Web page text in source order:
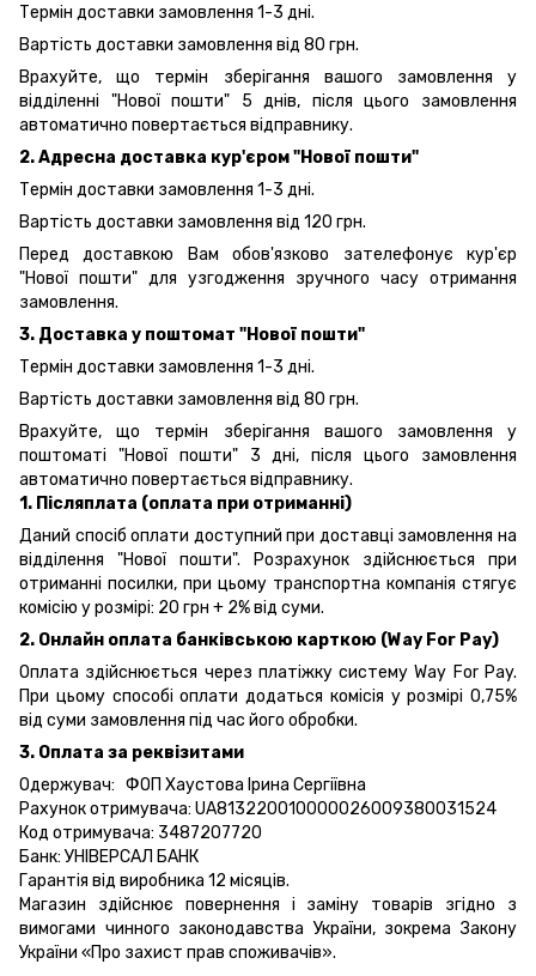
Термін доставки замовлення 1-3 дні.
Вартість доставки замовлення від 80 грн.
Врахуйте, що термін зберігання вашого замовлення у
відділенні "Нової пошти" 5 днів, після цього замовлення
автоматично повертається відправнику.
2. Адресна доставка кур'єром "Нової пошти"
Термін доставки замовлення 1-3 дні.
Вартість доставки замовлення від 120 грн.
Перед доставкою Вам обов'язково зателефонує кур'єр
"Нової пошти" для узгодження зручного часу отримання
замовлення.
3. Доставка у поштомат "Нової пошти"
Термін доставки замовлення 1-3 дні.
Вартість доставки замовлення від 80 грн.
Врахуйте, що термін зберігання вашого замовлення у
поштоматі "Нової пошти" 3 дні, після цього замовлення
автоматично повертається відправнику.
1. Післяплата (оплата при отриманні)
Даний спосіб оплати доступний при доставці замовлення на
відділення "Нової пошти". Розрахунок здійснюється при
отриманні посилки, при цьому транспортна компанія стягує
комісію у розмірі: 20 грн + 2% від суми.
2. Онлайн оплата банківською карткою (Way For Pay)
Оплата здійснюється через платіжку систему Way For Pay.
При цьому способі оплати додаться комісія у розмірі 0,75%
від суми замовлення під час його обробки.
3. Оплата за реквізитами
Одержувач: ФОП Хаустова Ірина Сергіївна
Рахунок отримувача: UA813220010000026009380031524
Код отримувача: 3487207720
Банк: УНІВЕРСАЛ БАНК
Гарантія від виробника 12 місяців.
Магазин здійснює повернення і заміну товарів згідно з
вимогами чинного законодавства України, зокремаЗакону
України «Про захист прав споживачів».